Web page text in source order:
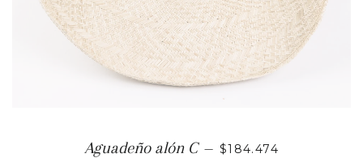
Aguadeño alón C — PRECIO HABITUAL
$184.474